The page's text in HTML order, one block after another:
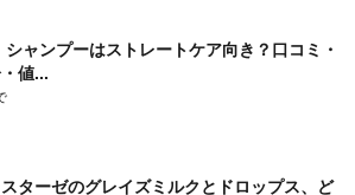
シャンプーはストレートケア向き？口コミ・
値...
ターゼのグレイズミルクとドロップス、ど